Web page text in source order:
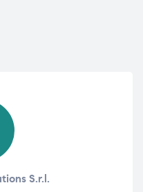
S.r.l.